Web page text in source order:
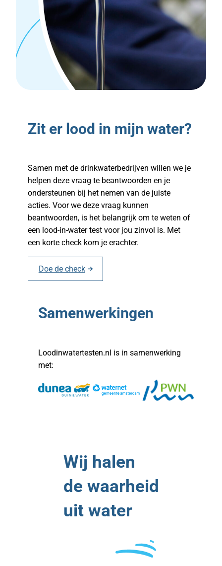
Zit er lood in mijn water?
Samen met de drinkwaterbedrijven willen we je
helpen deze vraag te beantwoorden en je
ondersteunen bij het nemen van de juiste
acties. Voor we deze vraag kunnen
beantwoorden, is het belangrijk om te weten of
een lood-in-water test voor jou zinvol is. Met
een korte check kom je erachter.
Doe de check
Samenwerkingen
Loodinwatertesten.nl is in samenwerking
met:
Wij halen
de waarheid
uit water